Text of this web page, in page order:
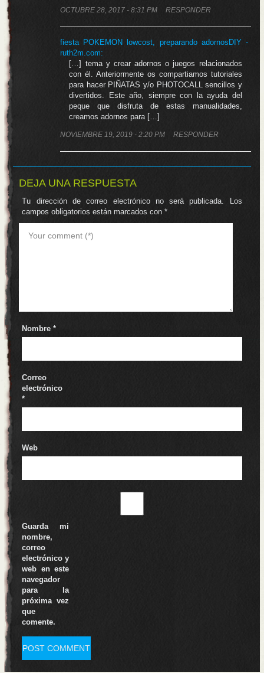
OCTUBRE 28, 2017 - 8:31 PM RESPONDER
fiesta POKEMON lowcost, preparando adornosDIY -
ruth2m.com:
[…] tema y crear adornos o juegos relacionados
con él. Anteriormente os compartiamos tutoriales
para hacer PIÑATAS y/o PHOTOCALL sencillos y
divertidos. Este año, siempre con la ayuda del
peque que disfruta de estas manualidades,
creamos adornos para […]
NOVIEMBRE 19, 2019 - 2:20 PM RESPONDER
DEJA UNA RESPUESTA
Tu dirección de correo electrónico no será publicada.
Los
campos obligatorios están marcados con*
Nombre*
Correo
electrónico
*
Web
Guarda mi
nombre,
correo
electrónico y
web en este
navegador
para la
próxima vez
que
comente.